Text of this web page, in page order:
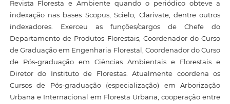
Revista Floresta e Ambiente quando o periódico obteve a
indexação nas bases Scopus, Scielo, Clarivate, dentre outros
indexadores. Exerceu as funções/cargos de Chefe do
Departamento de Produtos Florestais, Coordenador do Curso
de Graduação em Engenharia Florestal, Coordenador do Curso
de Pós-graduação em Ciências Ambientais e Florestais e
Diretor do Instituto de Florestas. Atualmente coordena os
Cursos de Pós-graduação (especialização) em Arborização
Urbana e Internacional em Floresta Urbana, cooperação entre